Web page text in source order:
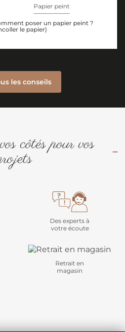
Papier peint
poser un papier peint ?
le papier)
les conseils
côtés pour vos
Des experts à
votre écoute
Retrait en
magasin